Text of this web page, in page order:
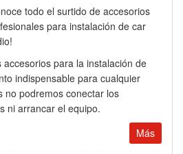
todo el surtido de accesorios
para instalación de car
accesorios para la instalación de
indispensable para cualquier
no podremos conectar los
ni arrancar el equipo.
Más